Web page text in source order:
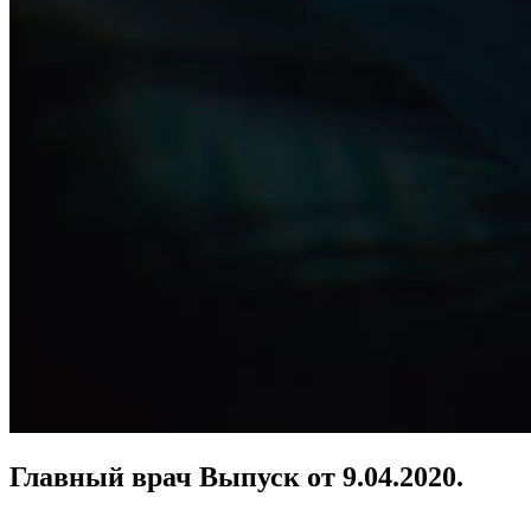
Главный врач Выпуск от 9.04.2020.